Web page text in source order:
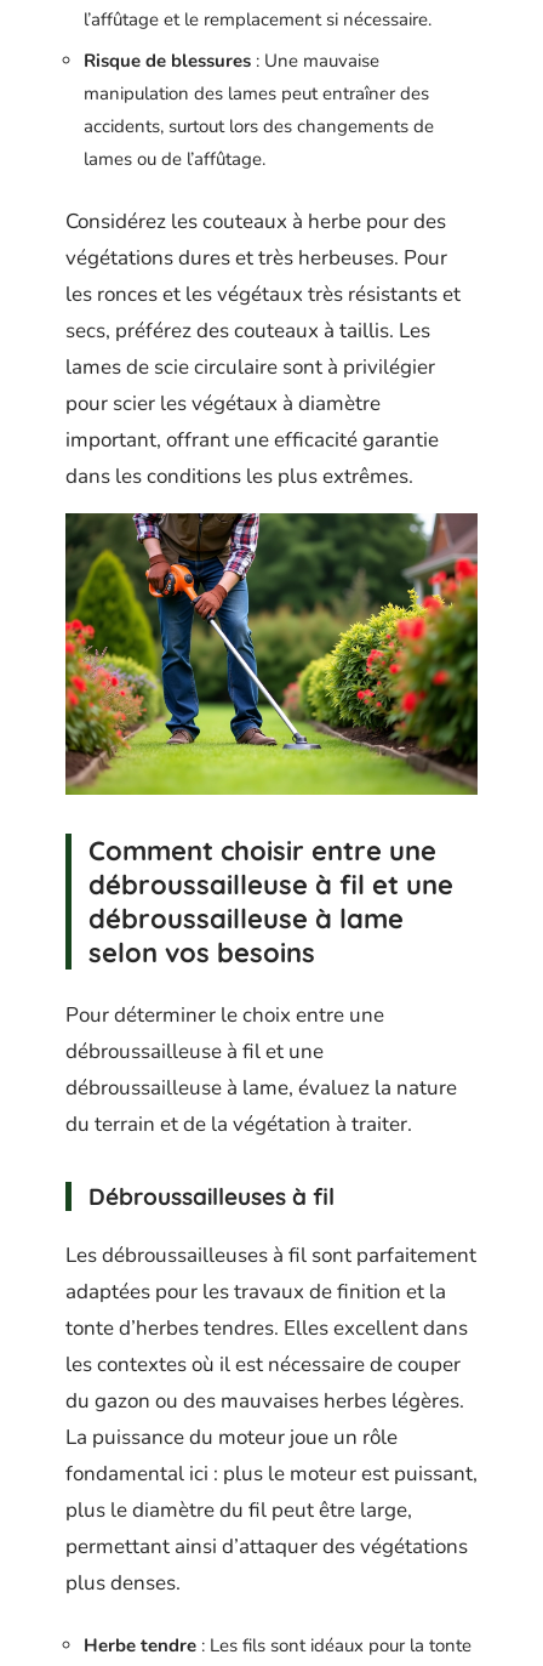
l’affûtage et le remplacement si nécessaire.
Risque de blessures : Une mauvaise
manipulation des lames peut entraîner des
accidents, surtout lors des changements de
lames ou de l’affûtage.
Considérez les couteaux à herbe pour des
végétations dures et très herbeuses. Pour
les ronces et les végétaux très résistants et
secs, préférez des couteaux à taillis. Les
lames de scie circulaire sont à privilégier
pour scier les végétaux à diamètre
important, offrant une efficacité garantie
dans les conditions les plus extrêmes.
Comment choisir entre une
débroussailleuse à fil et une
débroussailleuse à lame
selon vos besoins
Pour déterminer le choix entre une
débroussailleuse à fil et une
débroussailleuse à lame, évaluez la nature
du terrain et de la végétation à traiter.
Débroussailleuses à fil
Les débroussailleuses à fil sont parfaitement
adaptées pour les travaux de finition et la
tonte d’herbes tendres. Elles excellent dans
les contextes où il est nécessaire de couper
du gazon ou des mauvaises herbes légères.
La puissance du moteur joue un rôle
fondamental ici : plus le moteur est puissant,
plus le diamètre du fil peut être large,
permettant ainsi d’attaquer des végétations
plus denses.
Herbe tendre : Les fils sont idéaux pour la tonte